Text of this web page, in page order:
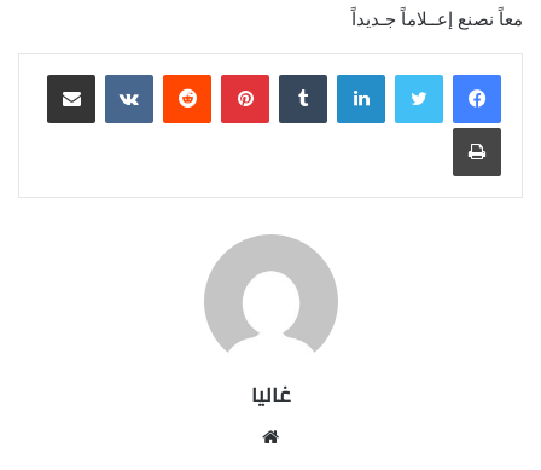
معاً نصنع إعــلاماً جـديداً
لينكدإن بينتيريست مشاركة عبر البريد
طباعة
غاليا